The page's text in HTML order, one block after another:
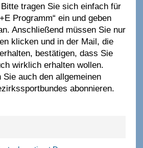
tragen Sie sich einfach für
Programm“ ein und geben
Anschließend müssen Sie nur
klicken und in der Mail, die
bestätigen, dass Sie
wirklich erhalten wollen.
auch den allgemeinen
abonnieren.